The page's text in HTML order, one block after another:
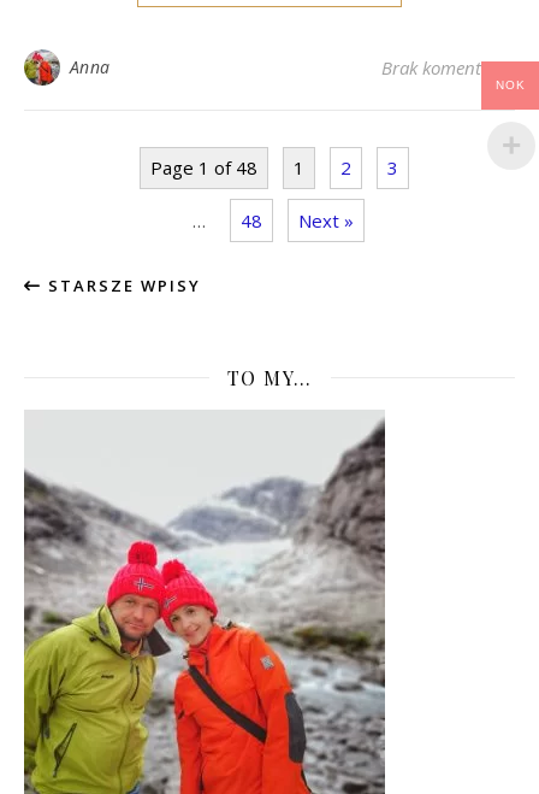
Anna Brak komentarzy
Page 1 of 48 1 2 3
… 48 Next »
STARSZE WPISY
TO MY…
NOK